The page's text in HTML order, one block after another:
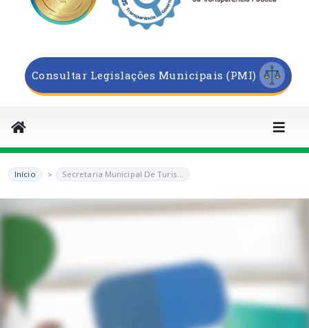
Consultar Legislações Municipais (PMI)
Início Secretaria Municipal De Turis...